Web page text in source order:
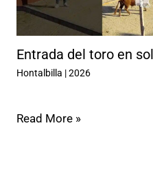
Entrada del toro en
Hontalbilla |2026
Read More »